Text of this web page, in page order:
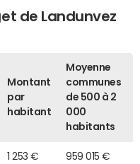
de Landunvez
Montant
par
habitant
Moyenne
communes
de 500 à 2
000
habitants
1 253 € 959 015 €